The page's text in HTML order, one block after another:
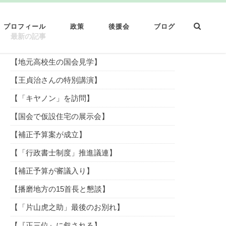
プロフィール 政策 後援会 ブログ
最新の記事
【地元高校生の国会見学】
【王貞治さんの特別講演】
【「キヤノン」を訪問】
【国会で仮設住宅の展示会】
【補正予算案が成立】
【「行政書士制度」推進議連】
【補正予算が審議入り】
【播磨地方の15首長と懇談】
【「片山虎之助」最後のお別れ】